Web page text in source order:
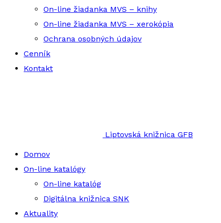
On-line žiadanka MVS – knihy
On-line žiadanka MVS – xerokópia
Ochrana osobných údajov
Cenník
Kontakt
Liptovská knižnica GFB
Domov
On-line katalógy
On-line katalóg
Digitálna knižnica SNK
Aktuality